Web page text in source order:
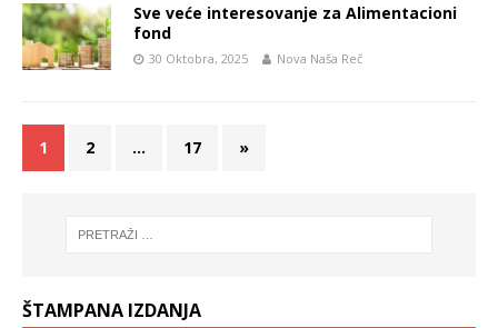
Sve veće interesovanje za Alimentacioni
fond
30 Oktobra, 2025 Nova Naša Reč
1 2 … 17 »
ŠTAMPANA IZDANJA